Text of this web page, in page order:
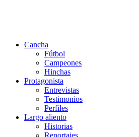
Cancha
Fútbol
Campeones
Hinchas
Protagonista
Entrevistas
Testimonios
Perfiles
Largo aliento
Historias